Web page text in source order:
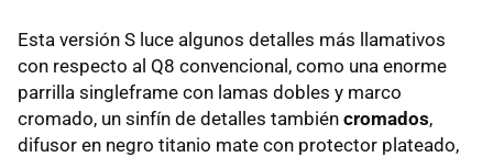
Esta versión S luce algunos detalles más llamativos
con respecto al Q8 convencional, como una enorme
parrilla singleframe con lamas dobles y marco
cromado, un sinfín de detalles también cromados,
difusor en negro titanio mate con protector plateado,